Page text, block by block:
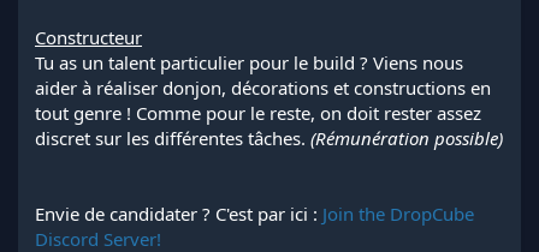
Constructeur
Tu as un talent particulier pour le build ? Viens nous
aider à réaliser donjon, décorations et constructions en
tout genre ! Comme pour le reste, on doit rester assez
discret sur les différentes tâches. (Rémunération possible)
Envie de candidater ? C'est par ici : Join the DropCube
Discord Server!